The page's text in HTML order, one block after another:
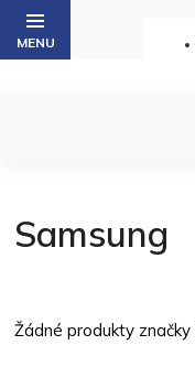
Přejít
obsah
Samsung
Žádné produkty značky